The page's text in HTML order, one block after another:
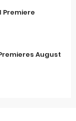
Premiere
Premieres August